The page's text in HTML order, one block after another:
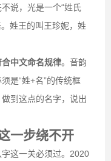
说，光是一个“姓氏
姓王的叫王珍妮，姓
中文命名规律。音韵
是“姓+名”的传统框
到这点的名字，说出
一步绕不开
这一关必须过。2020